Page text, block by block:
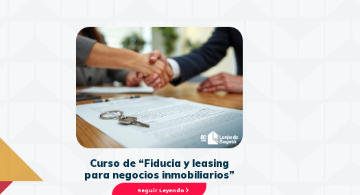
Curso de “Fiducia y leasing
para negocios inmobiliarios”
Seguir Leyendo